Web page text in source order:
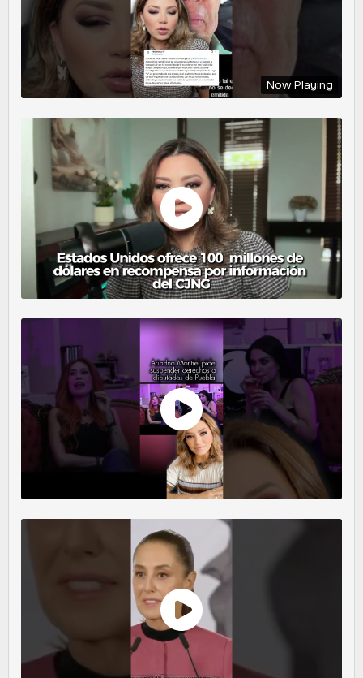
Now Playing